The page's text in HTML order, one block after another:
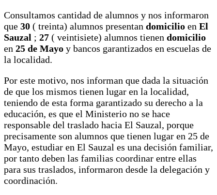
Consultamos cantidad de alumnos y nos informaron
que 30 ( treinta) alumnos presentan domicilio en El
Sauzal ; 27 ( veintisiete) alumnos tienen domicilio
en 25 de Mayo y bancos garantizados en escuelas de
la localidad.
Por este motivo, nos informan que dada la situación
de que los mismos tienen lugar en la localidad,
teniendo de esta forma garantizado su derecho a la
educación, es que el Ministerio no se hace
responsable del traslado hacia El Sauzal, porque
precisamente son alumnos que tienen lugar en 25 de
Mayo, estudiar en El Sauzal es una decisión familiar,
por tanto deben las familias coordinar entre ellas
para sus traslados, informaron desde la delegación y
coordinación.